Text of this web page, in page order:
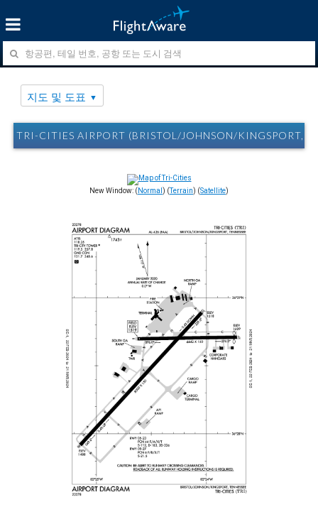
지도 및 도표
TRI-CITIES AIRPORT (BRISTOL/JOHNSON/KINGSPORT,
New Window: ( Normal ) (Terrain) (Satellite)